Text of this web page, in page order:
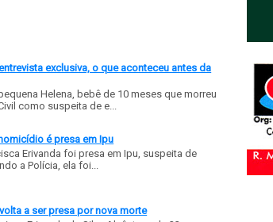
exclusiva, o que aconteceu antes da
Helena, bebê de 10 meses que morreu
como suspeita de e...
é presa em Ipu
Erivanda foi presa em Ipu, suspeita de
a Polícia, ela foi...
a ser presa por nova morte